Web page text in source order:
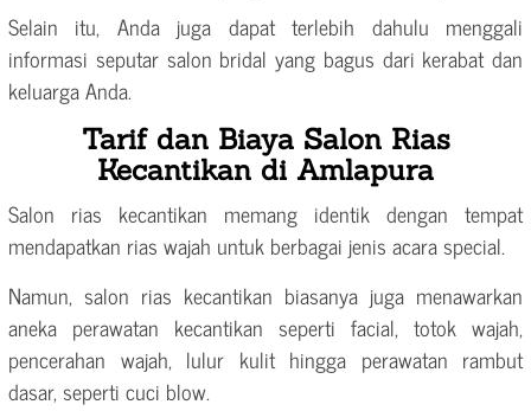
Selain itu, Anda juga dapat terlebih dahulu menggali
informasi seputar salon bridal yang bagus dari kerabat dan
keluarga Anda.
Tarif dan Biaya Salon Rias
Kecantikan di Amlapura
Salon rias kecantikan memang identik dengan tempat
mendapatkan rias wajah untuk berbagai jenis acara special.
Namun, salon rias kecantikan biasanya juga menawarkan
aneka perawatan kecantikan seperti facial, totok wajah,
pencerahan wajah, lulur kulit hingga perawatan rambut
dasar, seperti cuci blow.